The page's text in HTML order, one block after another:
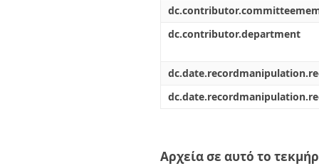
dc.contributor.department
Αρχεία σε αυτό το